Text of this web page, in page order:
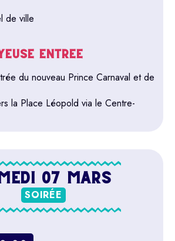
de ville
ENTRÉE
du nouveau Prince Carnaval et de
la Place Léopold via le Centre-
07 MARS
SOIRÉE